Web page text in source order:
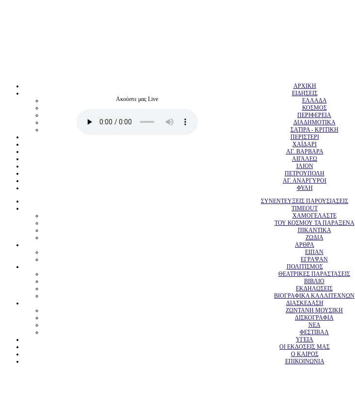
Ακούστε μας Live
ΑΡΧΙΚΗ
ΕΙΔΗΣΕΙΣ
ΕΛΛΑΔΑ
ΚΟΣΜΟΣ
ΠΕΡΙΦΕΡΕΙΑ
ΔΙΑΔΗΜΟΤΙΚΑ
ΣΑΤΙΡΑ - ΚΡΙΤΙΚΗ
ΠΕΡΙΣΤΕΡΙ
ΧΑΪΔΑΡΙ
ΑΓ. ΒΑΡΒΑΡΑ
ΑΙΓΑΛΕΩ
ΙΛΙΟΝ
ΠΕΤΡΟΥΠΟΛΗ
ΑΓ. ΑΝΑΡΓΥΡΟΙ
ΦΥΛΗ
ΣΥΝΕΝΤΕΥΞΕΙΣ ΠΑΡΟΥΣΙΑΣΕΙΣ
TIMEOUT
ΧΑΜΟΓΕΛΑΣΤΕ
ΤΟΥ ΚΟΣΜΟΥ ΤΑ ΠΑΡΑΞΕΝΑ
ΠΙΚΑΝΤΙΚΑ
ΖΩΔΙΑ
ΑΡΘΡΑ
ΕΙΠΑΝ
ΕΓΡΑΨΑΝ
ΠΟΛΙΤΙΣΜΟΣ
ΘΕΑΤΡΙΚΕΣ ΠΑΡΑΣΤΑΣΕΙΣ
ΒΙΒΛΙΟ
ΕΚΔΗΛΩΣΕΙΣ
ΒΙΟΓΡΑΦΙΚΑ ΚΑΛΛΙΤΕΧΝΩΝ
ΔΙΑΣΚΕΔΑΣΗ
ΖΩΝΤΑΝΗ ΜΟΥΣΙΚΗ
ΔΙΣΚΟΓΡΑΦΙΑ
ΝΕΑ
ΦΕΣΤΙΒΑΛ
ΥΓΕΙΑ
ΟΙ ΕΚΔΟΣΕΙΣ ΜΑΣ
Ο ΚΑΙΡΟΣ
ΕΠΙΚΟΙΝΩΝΙΑ